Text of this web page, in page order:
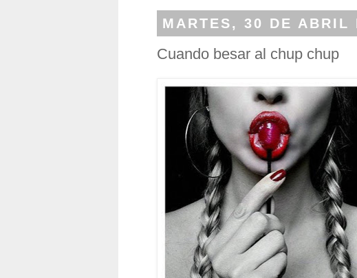
MARTES, 30 DE ABRIL
Cuando besar al chup chup